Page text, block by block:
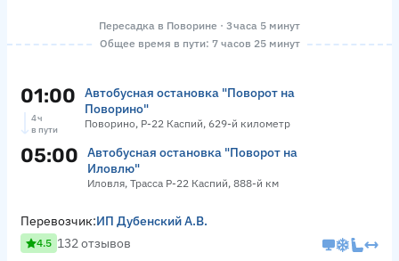
Пересадка в Поворине · 3 часа 5 минут
Общее время в пути: 7 часов 25 минут
01:00
Автобусная остановка "Поворот на
Поворино"
Поворино, Р-22 Каспий, 629-й километр
4 ч
в пути
05:00
Автобусная остановка "Поворот на
Иловлю"
Иловля, Трасса Р-22 Каспий, 888-й км
Перевозчик:ИП Дубенский А.В.
4.5 132 отзывов